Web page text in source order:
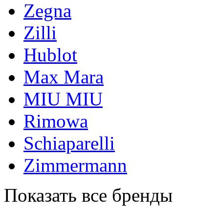
Zegna
Zilli
Hublot
Max Mara
MIU MIU
Rimowa
Schiaparelli
Zimmermann
Показать все бренды